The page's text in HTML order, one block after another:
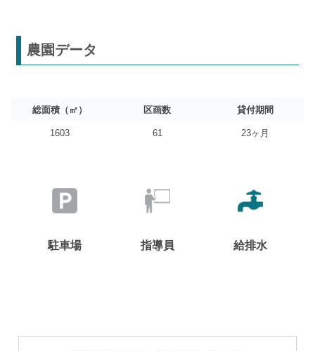
農園データ
総面積（㎡） 区画数 貸付期間
1603 61 23ヶ月
駐車場 指導員 給排水